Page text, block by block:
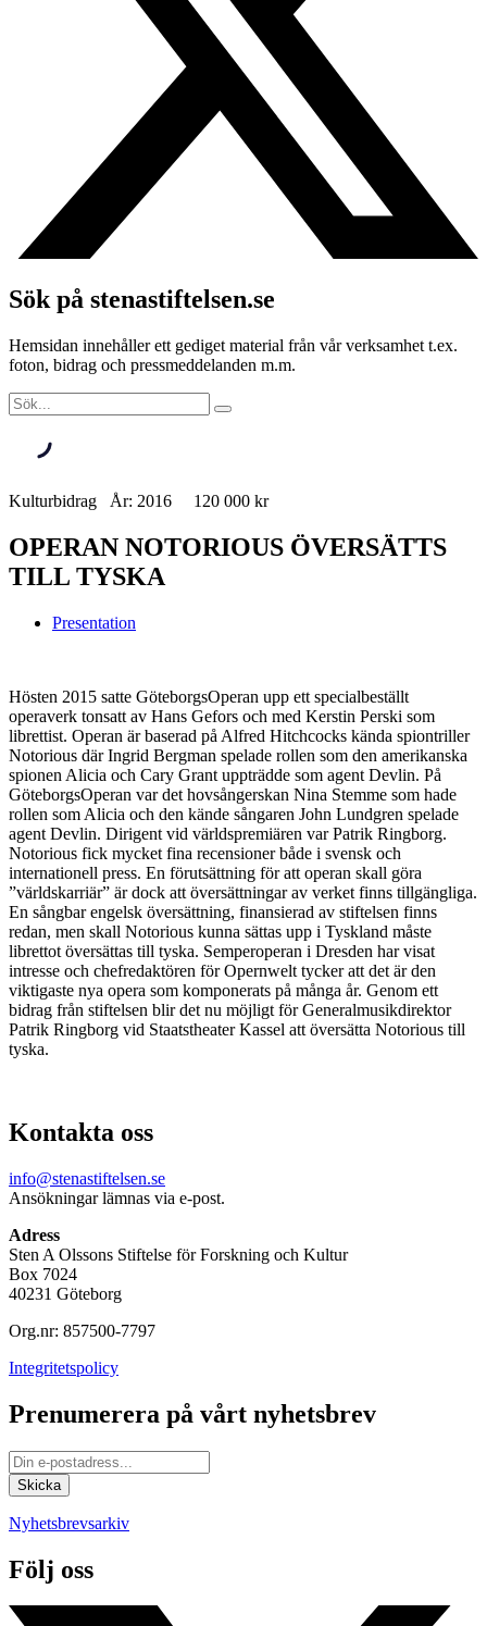
Sök på stenastiftelsen.se
Hemsidan innehåller ett gediget material från vår verksamhet t.ex.
foton, bidrag och pressmeddelanden m.m.
Kulturbidrag År: 2016 120 000 kr
OPERAN NOTORIOUS ÖVERSÄTTS
TILL TYSKA
Presentation
Hösten 2015 satte GöteborgsOperan upp ett specialbeställt
operaverk tonsatt av Hans Gefors och med Kerstin Perski som
librettist. Operan är baserad på Alfred Hitchcocks kända spiontriller
Notorious där Ingrid Bergman spelade rollen som den amerikanska
spionen Alicia och Cary Grant uppträdde som agent Devlin. På
GöteborgsOperan var det hovsångerskan Nina Stemme som hade
rollen som Alicia och den kände sångaren John Lundgren spelade
agent Devlin. Dirigent vid världspremiären var Patrik Ringborg.
Notorious fick mycket fina recensioner både i svensk och
internationell press. En förutsättning för att operan skall göra
”världskarriär” är dock att översättningar av verket finns tillgängliga.
En sångbar engelsk översättning, finansierad av stiftelsen finns
redan, men skall Notorious kunna sättas upp i Tyskland måste
librettot översättas till tyska. Semperoperan i Dresden har visat
intresse och chefredaktören för Opernwelt tycker att det är den
viktigaste nya opera som komponerats på många år. Genom ett
bidrag från stiftelsen blir det nu möjligt för Generalmusikdirektor
Patrik Ringborg vid Staatstheater Kassel att översätta Notorious till
tyska.
Kontakta oss
info@stenastiftelsen.se
Ansökningar lämnas via e-post.
Adress
Sten A Olssons Stiftelse för Forskning och Kultur
Box 7024
40231 Göteborg
Org.nr: 857500-7797
Integritetspolicy
Prenumerera på vårt nyhetsbrev
Nyhetsbrevsarkiv
Följ oss